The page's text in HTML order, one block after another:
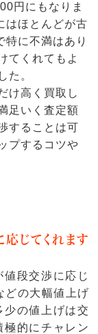
円にもなりま
はほとんどが古
特に不満はあり
てくれてもよ
た。
け高く買取し
足いく査定額
することは可
プするコツや
じてくれます
段交渉に応じ
どの大幅値上げ
少の値上げは交
的にチャレン